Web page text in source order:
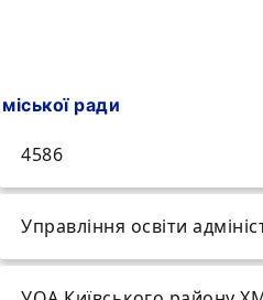
ради
4586
Управління освіти